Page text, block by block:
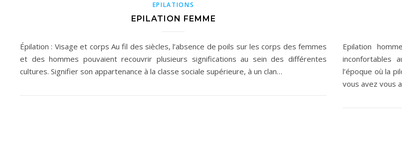
EPILATIONS
EPILATION FEMME
Épilation : Visage et corps Au fil des siècles, l’absence de poils sur les corps des femmes
et des hommes pouvaient recouvrir plusieurs significations au sein des différentes
cultures. Signifier son appartenance à la classe sociale supérieure, à un clan…
Epilation
inconfortables
l’époque où la
vous avez vous